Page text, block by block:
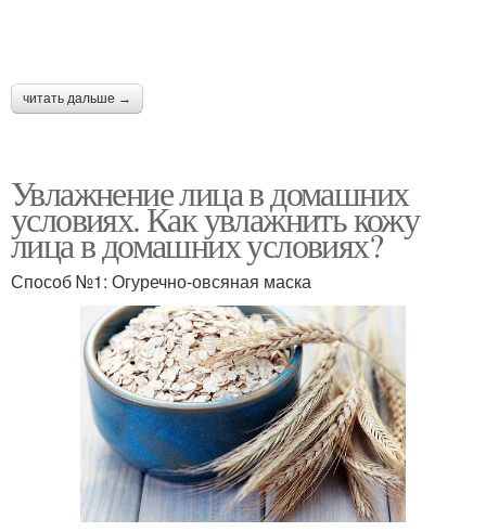
читать дальше →
Увлажнение лица в домашних
условиях. Как увлажнить кожу
лица в домашних условиях?
Способ №1: Огуречно-овсяная маска